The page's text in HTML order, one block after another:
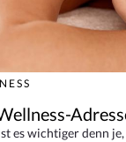
es wichtiger denn